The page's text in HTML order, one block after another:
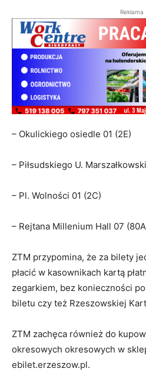
Reklama
– Okulickiego osiedle 01 (2E)
– Piłsudskiego U.
– Pl. Wolności 01 (2C)
– Rejtana Millenium Hall 07
ZTM przypomina, że za bilety
płacić w kasownikach kartą
zegarkiem, bez konieczności
biletu czy też Rzeszowskiej
ZTM zachęca również do
okresowych okresowych w
ebilet.erzeszow.pl.